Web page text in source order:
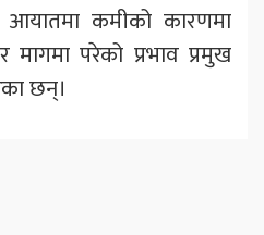
आयातमा कमीको कारणमा
र मागमा परेको प्रभाव प्रमुख
छन्।